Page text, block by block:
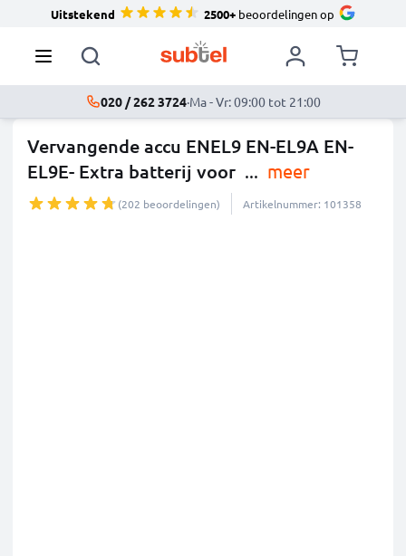
Uitstekend 2500+beoordelingen op
020 / 262 3724·Ma - Vr: 09:00 tot 21:00
Vervangende accu ENEL9 EN-EL9A EN-
EL9E- Extra batterij voor ... meer
(202 beoordelingen) Artikelnummer: 101358